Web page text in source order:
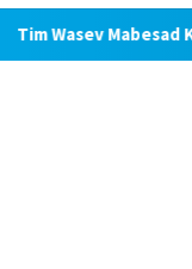
Kunjungi